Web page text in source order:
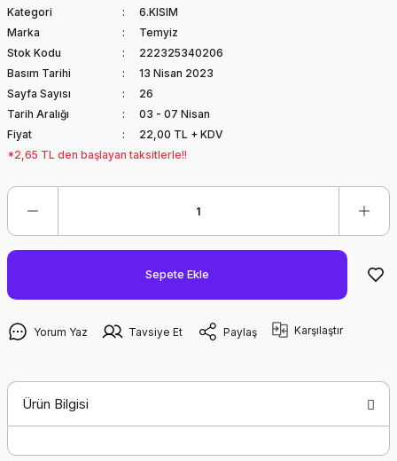
Kategori
6.KISIM
Marka
Temyiz
Stok Kodu
222325340206
Basım Tarihi
13 Nisan 2023
Sayfa Sayısı
26
Tarih Aralığı
03 - 07 Nisan
Fiyat
22,00 TL + KDV
*2,65 TL den başlayan taksitlerle!!
Sepete Ekle
Yorum Yaz Tavsiye Et Paylaş Karşılaştır
Ürün Bilgisi